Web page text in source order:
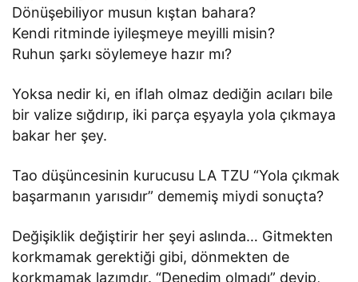
Dönüşebiliyor musun kıştan bahara?
Kendi ritminde iyileşmeye meyilli misin?
Ruhun şarkı söylemeye hazır mı?
Yoksa nedir ki, en iflah olmaz dediğin acıları bile
bir valize sığdırıp, iki parça eşyayla yola çıkmaya
bakar her şey.
Tao düşüncesinin kurucusu LA TZU “Yola çıkmak
başarmanın yarısıdır” dememiş miydi sonuçta?
Değişiklik değiştirir her şeyi aslında… Gitmekten
korkmamak gerektiği gibi, dönmekten de
korkmamak lazımdır. “Denedim olmadı” deyip,